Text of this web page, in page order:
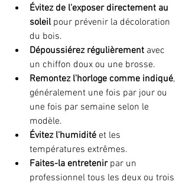
Évitez de l'exposer directement au
soleil pour prévenir la décoloration
du bois.
Dépoussiérez régulièrement avec
un chiffon doux ou une brosse.
Remontez l'horloge comme indiqué,
généralement une fois par jour ou
une fois par semaine selon le
modèle.
Évitez l'humidité et les
températures extrêmes.
Faites-la entretenir par un
professionnel tous les deux ou trois